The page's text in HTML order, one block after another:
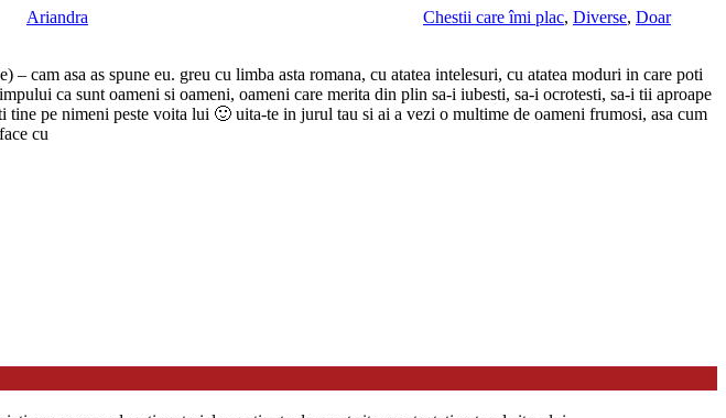
Ariandra Chestii care îmi plac, Diverse, Doar
cam asa as spune eu. greu cu limba asta romana, cu atatea intelesuri, cu atatea moduri in care poti
ca sunt oameni si oameni, oameni care merita din plin sa-i iubesti, sa-i ocrotesti, sa-i tii aproape
pe nimeni peste voita lui 🙂 uita-te in jurul tau si ai a vezi o multime de oameni frumosi, asa cum
cu